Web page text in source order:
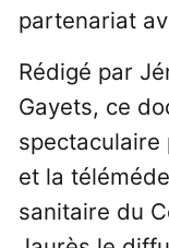
partenariat
Rédigé par
Gayets, ce
spectaculaire
et la
sanitaire du